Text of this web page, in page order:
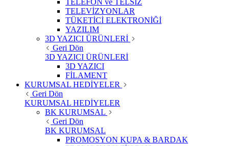
TELEFON ve TELSİZ
TELEVİZYONLAR
TÜKETİCİ ELEKTRONİĞİ
YAZILIM
3D YAZICI ÜRÜNLERİ
Geri Dön
3D YAZICI ÜRÜNLERİ
3D YAZICI
FİLAMENT
KURUMSAL HEDİYELER
Geri Dön
KURUMSAL HEDİYELER
BK KURUMSAL
Geri Dön
BK KURUMSAL
PROMOSYON KUPA & BARDAK